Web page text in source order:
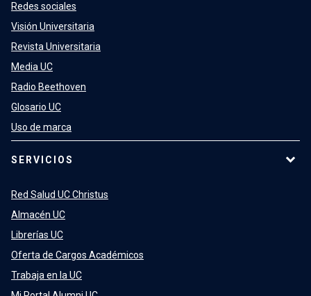
Redes sociales
Visión Universitaria
Revista Universitaria
Media UC
Radio Beethoven
Glosario UC
Uso de marca
SERVICIOS
Red Salud UC Christus
Almacén UC
Librerías UC
Oferta de Cargos Académicos
Trabaja en la UC